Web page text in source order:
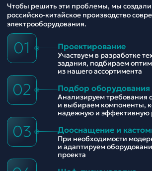
Чтобы решить эти проблемы, мы
российско-китайское производство
электрооборудования.
01 Проектирование
Участвуем в разработке
задания, подбираем
из нашего ассортимента
02 Подбор оборудования
Анализируем требования
и выбираем компоненты,
надежную и эффективную
03 Дооснащение и
При необходимости
и адаптируем
проекта